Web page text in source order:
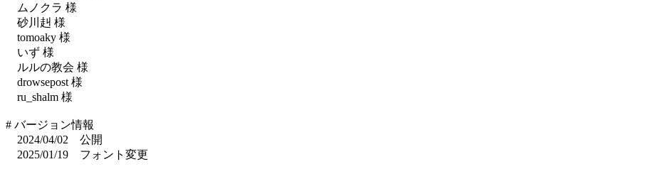
ムノクラ 様
砂川赳 様
tomoaky 様
いず 様
ルルの教会 様
drowsepost 様
ru_shalm 様
# バージョン情報
2024/04/02 公開
2025/01/19 フォント変更